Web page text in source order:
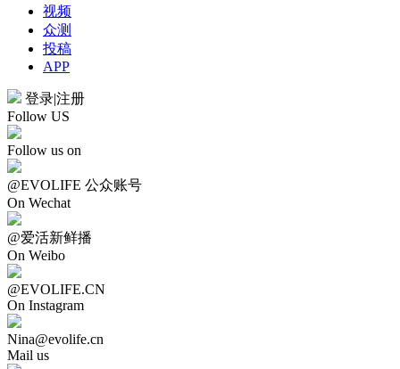
视频
众测
投稿
APP
登录|注册
Follow US
Follow us on
@EVOLIFE 公众账号
On Wechat
@爱活新鲜播
On Weibo
@EVOLIFE.CN
On Instagram
Nina@evolife.cn
Mail us